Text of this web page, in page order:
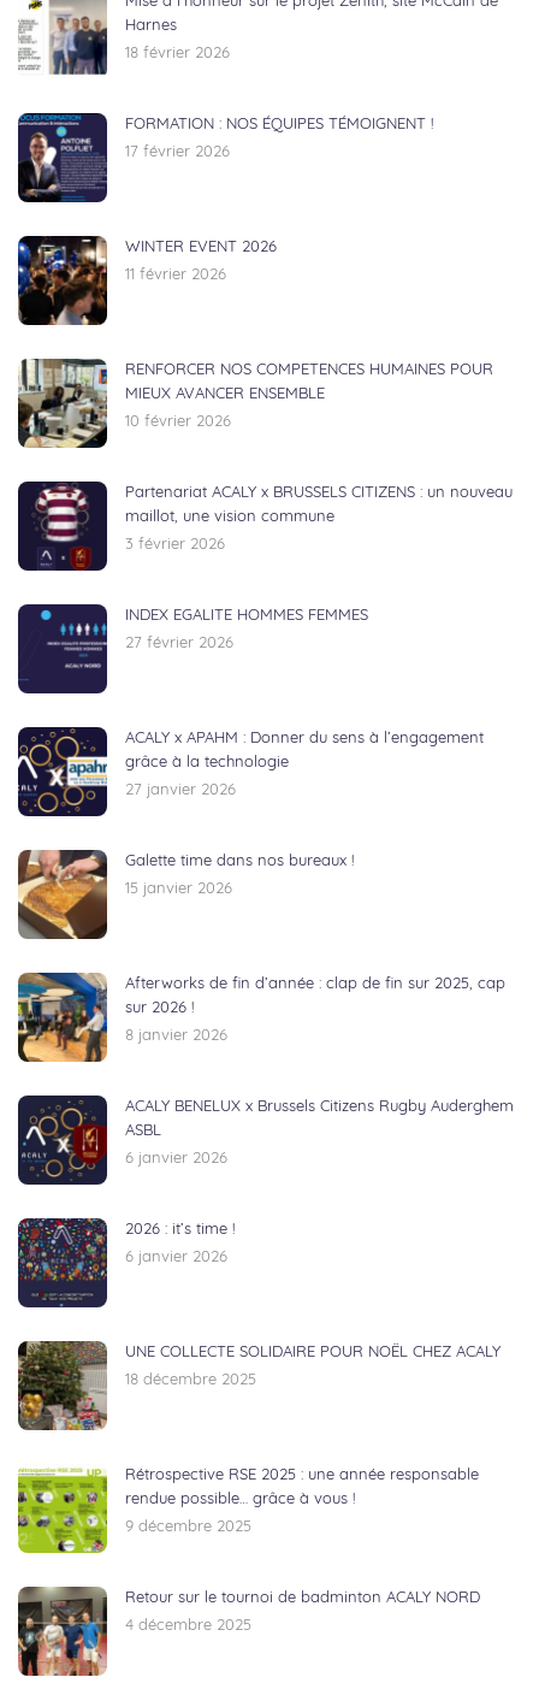
Harnes
18 février 2026
FORMATION : NOS ÉQUIPES TÉMOIGNENT !
17 février 2026
WINTER EVENT 2026
11 février 2026
RENFORCER NOS COMPETENCES HUMAINES POUR
MIEUX AVANCER ENSEMBLE
10 février 2026
Partenariat ACALY x BRUSSELS CITIZENS : un nouveau
maillot, une vision commune
3 février 2026
INDEX EGALITE HOMMES FEMMES
27 février 2026
ACALY x APAHM : Donner du sens à l’engagement
grâce à la technologie
27 janvier 2026
Galette time dans nos bureaux !
15 janvier 2026
Afterworks de fin d’année : clap de fin sur 2025, cap
sur 2026 !
8 janvier 2026
ACALY BENELUX x Brussels Citizens Rugby Auderghem
ASBL
6 janvier 2026
2026 : it’s time !
6 janvier 2026
UNE COLLECTE SOLIDAIRE POUR NOËL CHEZ ACALY
18 décembre 2025
Rétrospective RSE 2025 : une année responsable
rendue possible… grâce à vous !
9 décembre 2025
Retour sur le tournoi de badminton ACALY NORD
4 décembre 2025